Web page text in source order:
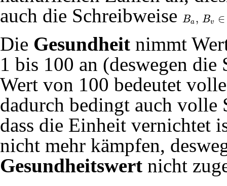
auch die Schreibweise Ba , Bv ∈
Ba,B v∈N 0
Die Gesundheit nimmt
1 bis 100 an (deswegen
Wert von 100 bedeutet
dadurch bedingt auch volle
dass die Einheit vernichtet
nicht mehr kämpfen,
Gesundheitswert nicht